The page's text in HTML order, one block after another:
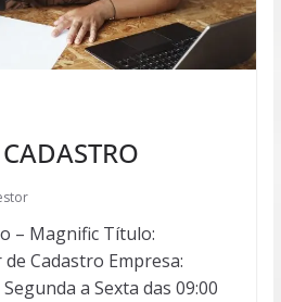
– Magnific Título:
Cadastro Empresa:
a Sexta das 09:00